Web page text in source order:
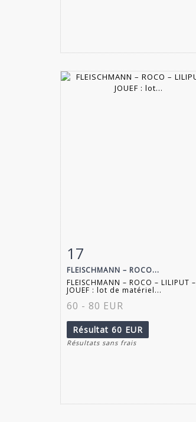
Fiche détaillée
17
FLEISCHMANN – ROCO...
FLEISCHMANN – ROCO – LILIPUT –
JOUEF : lot de matériel...
60 - 80 EUR
Résultat 60 EUR
Résultats sans frais